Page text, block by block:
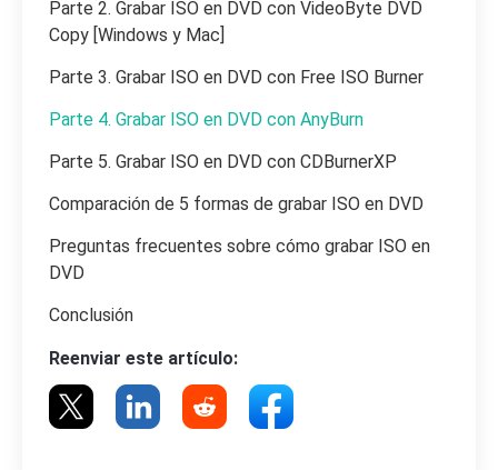
Parte 2. Grabar ISO en DVD con VideoByte DVD
Copy [Windows y Mac]
Parte 3. Grabar ISO en DVD con Free ISO Burner
Parte 4. Grabar ISO en DVD con AnyBurn
Parte 5. Grabar ISO en DVD con CDBurnerXP
Comparación de 5 formas de grabar ISO en DVD
Preguntas frecuentes sobre cómo grabar ISO en
DVD
Conclusión
Reenviar este artículo: